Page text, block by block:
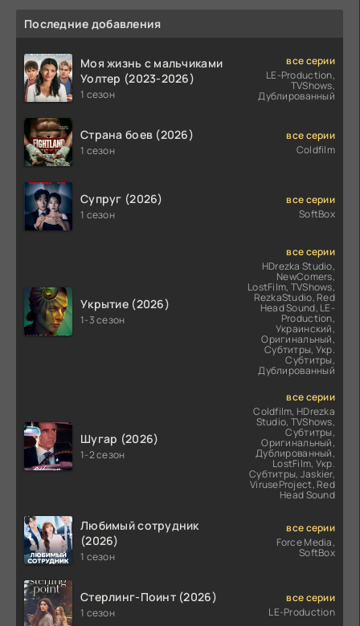
Последние добавления
Моя жизнь с мальчиками
Уолтер (2023-2026)
1 сезон
все серии
LE-Production,
TVShows,
Дублированный
Страна боев (2026)
1 сезон
все серии
Coldfilm
Супруг (2026)
1 сезон
все серии
SoftBox
Укрытие (2026)
1-3 сезон
все серии
HDrezka Studio,
NewComers,
LostFilm, TVShows,
RezkaStudio, Red
Head Sound, LE-
Production,
Украинский,
Оригинальный,
Субтитры, Укр.
Субтитры,
Дублированный
Шугар (2026)
1-2 сезон
все серии
Coldfilm, HDrezka
Studio, TVShows,
Субтитры,
Оригинальный,
Дублированный,
LostFilm, Укр.
Субтитры, Jaskier,
ViruseProject, Red
Head Sound
Любимый сотрудник
(2026)
1 сезон
все серии
Force Media,
SoftBox
Стерлинг-Поинт (2026)
1 сезон
все серии
LE-Production